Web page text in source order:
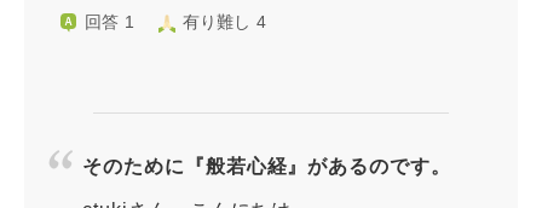
回答 1 有り難し 4
そのために『般若心経』があるのです。